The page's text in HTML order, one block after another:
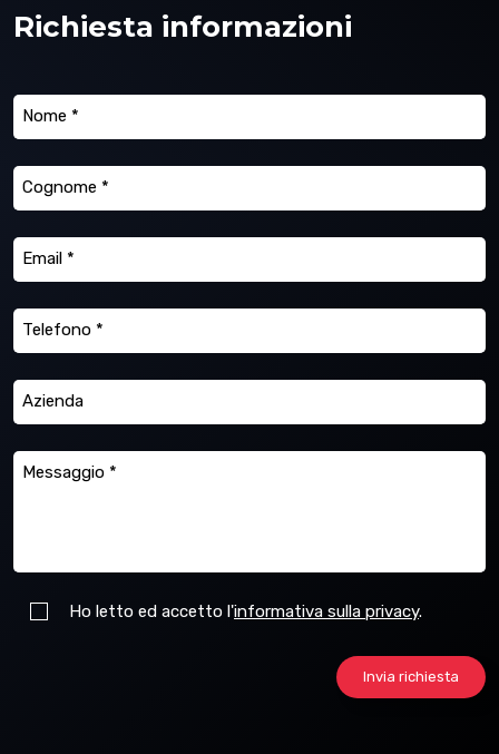
Richiesta informazioni
Ho letto ed accetto l'informativa sulla privacy.
Invia richiesta